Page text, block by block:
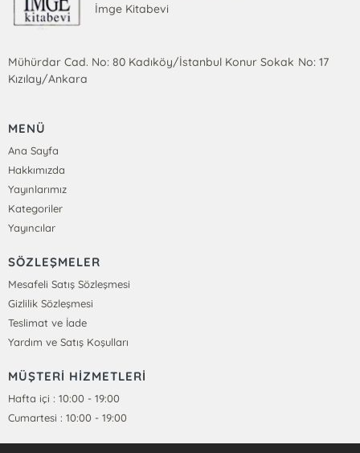
İmge Kitabevi
Mühürdar Cad. No: 80 Kadıköy/İstanbul Konur Sokak No: 17
Kızılay/Ankara
MENÜ
Ana Sayfa
Hakkımızda
Yayınlarımız
Kategoriler
Yayıncılar
SÖZLEŞMELER
Mesafeli Satış Sözleşmesi
Gizlilik Sözleşmesi
Teslimat ve İade
Yardım ve Satış Koşulları
MÜŞTERİ HİZMETLERİ
Hafta içi : 10:00 - 19:00
Cumartesi : 10:00 - 19:00